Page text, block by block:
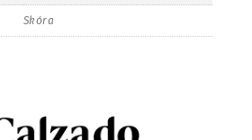
Skóra